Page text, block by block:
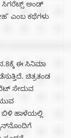
ಸಿಗರೆಟ್ಸ್ ಅಂಡ್
ಎಂಬ ಕಥೆಗಳು
ಈ ಸಿನಿಮಾ
ಚಿತ್ರತಂಡ
ಸೇದುವ
ಬಿಳಿ ಹಾಳೆಯಲ್ಲಿ